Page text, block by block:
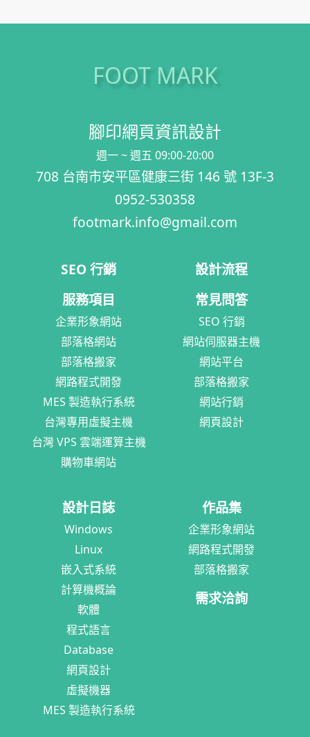
FOOT MARK
腳印網頁資訊設計
週一 ~ 週五 09:00-20:00
708 台南市安平區健康三街 146 號 13F-3
0952-530358
footmark.info@gmail.com
SEO 行銷
服務項目
企業形象網站
部落格網站
部落格搬家
網路程式開發
MES 製造執行系統
台灣專用虛擬主機
台灣 VPS 雲端運算主機
購物車網站
設計流程
常見問答
SEO 行銷
網站伺服器主機
網站平台
部落格搬家
網站行銷
網頁設計
設計日誌
Windows
Linux
嵌入式系統
計算機概論
軟體
程式語言
Database
網頁設計
虛擬機器
MES 製造執行系統
作品集
企業形象網站
網路程式開發
部落格搬家
需求洽詢